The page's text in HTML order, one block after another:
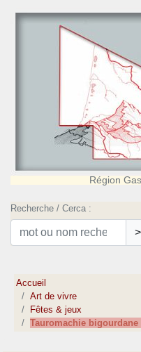
Région
Recherche / Cerca :
Accueil
Art de vivre
Fêtes & jeux
Tauromachie bigourdane